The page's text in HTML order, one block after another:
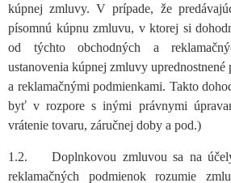
kúpnej zmluvy. V prípade, že
písomnú kúpnu zmluvu, v ktorej si
od týchto obchodných a
ustanovenia kúpnej zmluvy
a reklamačnými podmienkami. Takto
byť v rozpore s inými právnymi
vrátenie tovaru, záručnej doby a pod.)
1.2. Doplnkovou zmluvou sa na
reklamačných podmienok rozumie